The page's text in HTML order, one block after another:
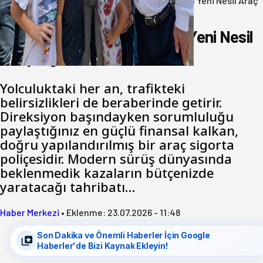
Sigorta Dinamikleri
Yolculuk Risklerini Sıfırlayan Yeni Nesil
Araç Sigorta Dinamikleri
Yolculuktaki her an, trafikteki
belirsizlikleri de beraberinde getirir.
Direksiyon başındayken sorumluluğu
paylaştığınız en güçlü finansal kalkan,
doğru yapılandırılmış bir araç sigorta
poliçesidir. Modern sürüş dünyasında
beklenmedik kazaların bütçenizde
yaratacağı tahribatı…
Haber Merkezi • Eklenme: 23.07.2026 - 11:48
Son Dakika ve Önemli Haberler İçin Google
Haberler'de Bizi Kaynak Ekleyin!